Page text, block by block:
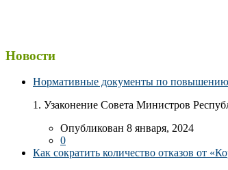
Новости
Нормативные документы по
1. Узаконение Совета Министров
Опубликован 8 января, 2024
0
Как сократить количество отказов от